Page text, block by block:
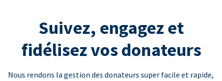
Suivez, engagez et
fidélisez vos donateurs
Nous rendons la gestion des donateurs super facile et rapide,